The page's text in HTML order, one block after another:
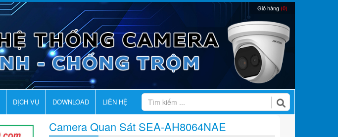
Giỏ hàng(0)
DỊCH VỤ DOWNLOAD LIÊN HỆ
Camera Quan Sát SEA-AH8064NAE